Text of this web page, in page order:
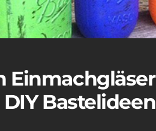
Einmachgläser
Bastelideen